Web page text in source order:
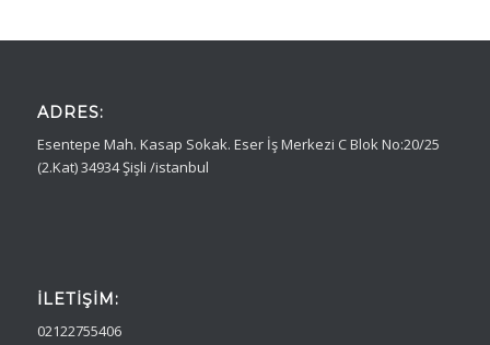
ADRES:
Esentepe Mah. Kasap Sokak. Eser İş Merkezi C Blok No:20/25
(2.Kat) 34934 Şişli /istanbul
İLETIŞIM:
02122755406